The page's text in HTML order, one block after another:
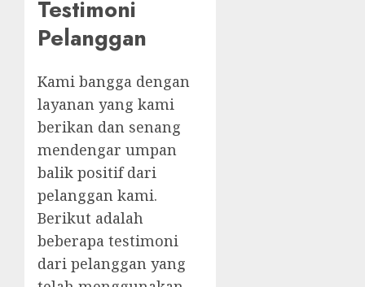
Testimoni
Pelanggan
Kami bangga dengan
layanan yang kami
berikan dan senang
mendengar umpan
balik positif dari
pelanggan kami.
Berikut adalah
beberapa testimoni
dari pelanggan yang